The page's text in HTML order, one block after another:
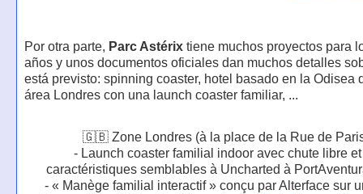
Por otra parte, Parc Astérixtiene muchos proyectos para
años y unos documentos oficiales dan muchos detalles
está previsto: spinning coaster, hotel basado en la Odisea
área Londres con una launch coaster familiar, ...
🇬🇧 Zone Londres (à la place de la Rue de
- Launch coaster familial indoor avec chute libre
caractéristiques semblables à Uncharted à
- « Manège familial interactif » conçu par Alterface sur